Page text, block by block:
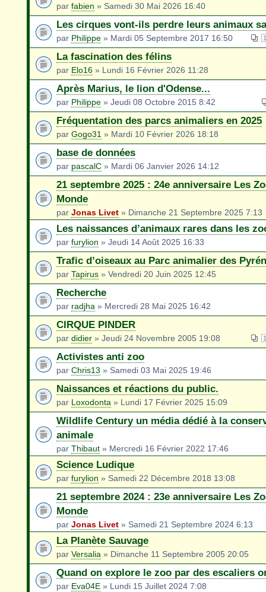
par fabien » Samedi 30 Mai 2026 16:40
Les cirques vont-ils perdre leurs animaux
1
par Philippe » Mardi 05 Septembre 2017 16:50
La fascination des félins
par Elo16 » Lundi 16 Février 2026 11:28
Après Marius, le lion d'Odense...
par Philippe » Jeudi 08 Octobre 2015 8:42
Fréquentation des parcs animaliers en 2025
par Gogo31 » Mardi 10 Février 2026 18:18
base de données
par pascalC » Mardi 06 Janvier 2026 14:12
21 septembre 2025 : 24e anniversaire Les
Monde
par Jonas Livet » Dimanche 21 Septembre 2025 7:13
Les naissances d’animaux rares dans les
par furylion » Jeudi 14 Août 2025 16:33
Trafic d’oiseaux au Parc animalier des
par Tapirus » Vendredi 20 Juin 2025 12:45
Recherche
par radjha » Mercredi 28 Mai 2025 16:42
CIRQUE PINDER
1
par didier » Jeudi 24 Novembre 2005 19:08
Activistes anti zoo
par Chris13 » Samedi 03 Mai 2025 19:46
Naissances et réactions du public.
par Loxodonta » Lundi 17 Février 2025 15:09
Wildlife Century un média dédié à la
animale
par Thibaut » Mercredi 16 Février 2022 17:46
Science Ludique
par furylion » Samedi 22 Décembre 2018 13:08
21 septembre 2024 : 23e anniversaire Les
Monde
par Jonas Livet » Samedi 21 Septembre 2024 6:13
La Planète Sauvage
par Versalia » Dimanche 11 Septembre 2005 20:05
Quand on explore le zoo par des escaliers
par Eva04E » Lundi 15 Juillet 2024 7:08